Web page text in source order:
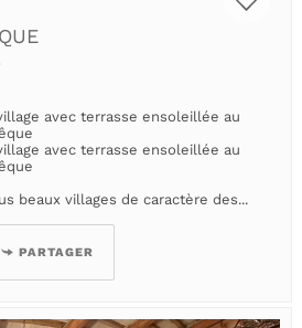
avec terrasse ensoleillée au
avec terrasse ensoleillée au
beaux villages de caractère des...
PARTAGER